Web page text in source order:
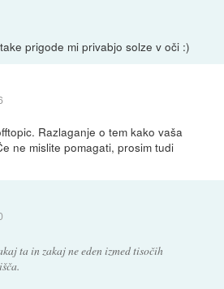
prigode mi privabjo solze v oči :)
Razlaganje o tem kako vaša
ne mislite pomagati, prosim tudi
ta in zakaj ne eden izmed tisočih